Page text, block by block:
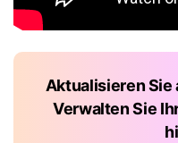
Aktualisieren Sie
Verwalten Sie